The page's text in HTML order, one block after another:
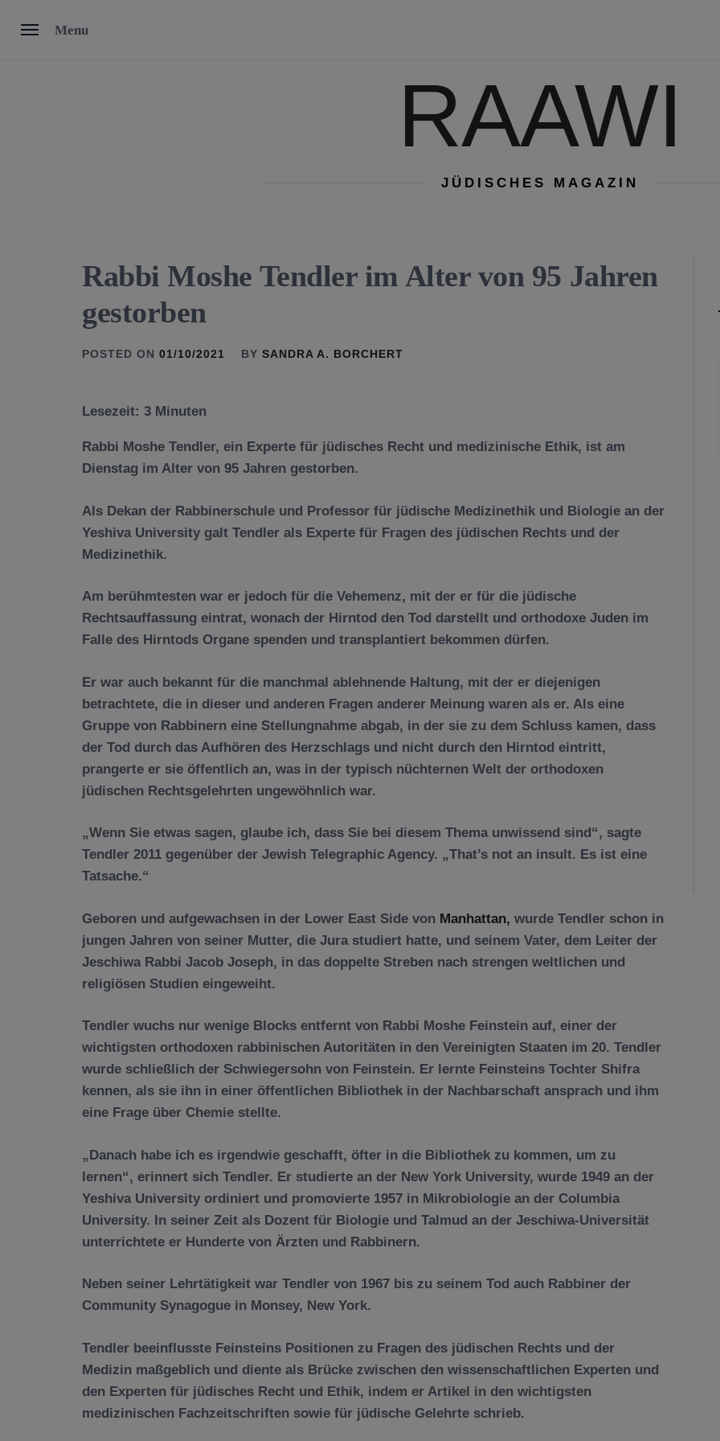
Menu
RAAWI
JÜDISCHES MAGAZIN
Rabbi Moshe Tendler im Alter von 95 Jahren
gestorben
POSTED ON 01/10/2021 BY SANDRA A. BORCHERT
Lesezeit: 3 Minuten
Rabbi Moshe Tendler, ein Experte für jüdisches Recht und medizinische Ethik, ist am
Dienstag im Alter von 95 Jahren gestorben.
Als Dekan der Rabbinerschule und Professor für jüdische Medizinethik und Biologie an der
Yeshiva University galt Tendler als Experte für Fragen des jüdischen Rechts und der
Medizinethik.
Am berühmtesten war er jedoch für die Vehemenz, mit der er für die jüdische
Rechtsauffassung eintrat, wonach der Hirntod den Tod darstellt und orthodoxe Juden im
Falle des Hirntods Organe spenden und transplantiert bekommen dürfen.
Er war auch bekannt für die manchmal ablehnende Haltung, mit der er diejenigen
betrachtete, die in dieser und anderen Fragen anderer Meinung waren als er. Als eine
Gruppe von Rabbinern eine Stellungnahme abgab, in der sie zu dem Schluss kamen, dass
der Tod durch das Aufhören des Herzschlags und nicht durch den Hirntod eintritt,
prangerte er sie öffentlich an, was in der typisch nüchternen Welt der orthodoxen
jüdischen Rechtsgelehrten ungewöhnlich war.
„Wenn Sie etwas sagen, glaube ich, dass Sie bei diesem Thema unwissend sind“, sagte
Tendler 2011 gegenüber der Jewish Telegraphic Agency. „That’s not an insult. Es ist eine
Tatsache.“
Geboren und aufgewachsen in der Lower East Side von Manhattan, wurde Tendler schon in
jungen Jahren von seiner Mutter, die Jura studiert hatte, und seinem Vater, dem Leiter der
Jeschiwa Rabbi Jacob Joseph, in das doppelte Streben nach strengen weltlichen und
religiösen Studien eingeweiht.
Tendler wuchs nur wenige Blocks entfernt von Rabbi Moshe Feinstein auf, einer der
wichtigsten orthodoxen rabbinischen Autoritäten in den Vereinigten Staaten im 20. Tendler
wurde schließlich der Schwiegersohn von Feinstein. Er lernte Feinsteins Tochter Shifra
kennen, als sie ihn in einer öffentlichen Bibliothek in der Nachbarschaft ansprach und ihm
eine Frage über Chemie stellte.
„Danach habe ich es irgendwie geschafft, öfter in die Bibliothek zu kommen, um zu
lernen“, erinnert sich Tendler. Er studierte an der New York University, wurde 1949 an der
Yeshiva University ordiniert und promovierte 1957 in Mikrobiologie an der Columbia
University. In seiner Zeit als Dozent für Biologie und Talmud an der Jeschiwa-Universität
unterrichtete er Hunderte von Ärzten und Rabbinern.
Neben seiner Lehrtätigkeit war Tendler von 1967 bis zu seinem Tod auch Rabbiner der
Community Synagogue in Monsey, New York.
Tendler beeinflusste Feinsteins Positionen zu Fragen des jüdischen Rechts und der
Medizin maßgeblich und diente als Brücke zwischen den wissenschaftlichen Experten und
den Experten für jüdisches Recht und Ethik, indem er Artikel in den wichtigsten
medizinischen Fachzeitschriften sowie für jüdische Gelehrte schrieb.